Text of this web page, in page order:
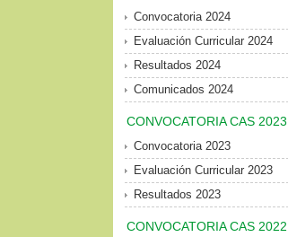
Convocatoria 2024
Evaluación Curricular 2024
Resultados 2024
Comunicados 2024
CONVOCATORIA CAS 2023
Convocatoria 2023
Evaluación Curricular 2023
Resultados 2023
CONVOCATORIA CAS 2022